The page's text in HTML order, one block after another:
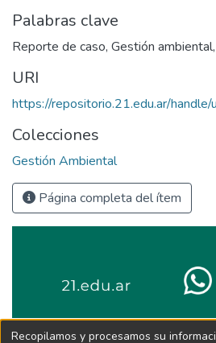
Palabras clave
Reporte de caso, Gestión ambiental,
URI
https://repositorio.21.edu.ar/
Colecciones
Gestión Ambiental
Página completa del ítem
Recopilamos y procesamos su